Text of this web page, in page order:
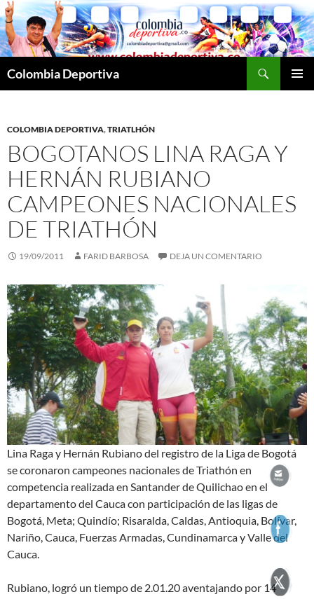
Saltar
al
contenido
Colombia Deportiva
COLOMBIA DEPORTIVA,TRIATLHÓN
BOGOTANOS LINA RAGA Y
HERNÁN RUBIANO
CAMPEONES NACIONALES
DE TRIATHÓN
19/09/2011 FARID BARBOSA DEJA UN COMENTARIO
Lina Raga y Hernán Rubiano del registro de la Liga de Bogotá
se coronaron campeones nacionales de Triathón en
competencia realizada en Santander de Quilichao en el
departamento del Cauca con participación de las ligas de
Bogotá, Meta; Quindío; Risaralda, Caldas, Antioquia, Bolívar,
Nariño, Cauca, Fuerzas Armadas, Cundinamarca y Valle del
Cauca.
Rubiano, logró un tiempo de 2.01.20 aventajando por 14